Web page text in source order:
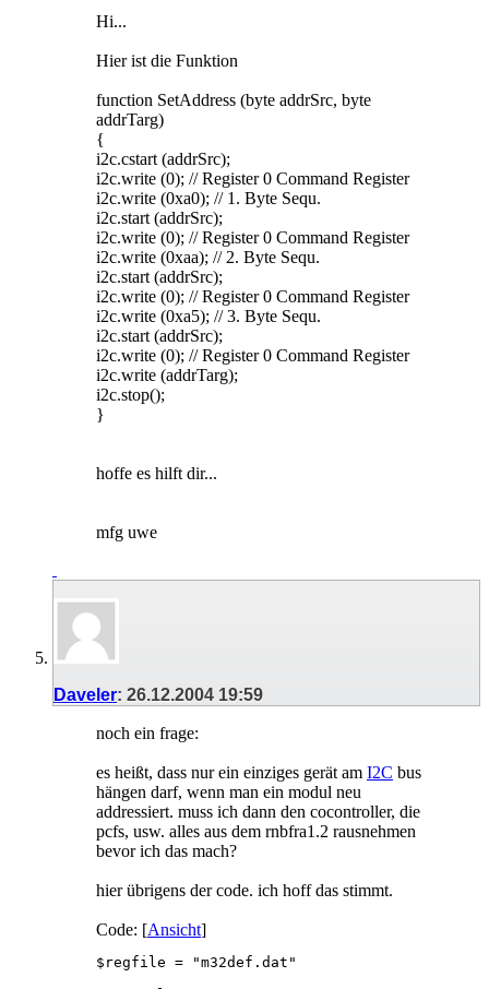
Hi...
Hier ist die Funktion
function SetAddress (byte addrSrc, byte
addrTarg)
{
i2c.cstart (addrSrc);
i2c.write (0); // Register 0 Command Register
i2c.write (0xa0); // 1. Byte Sequ.
i2c.start (addrSrc);
i2c.write (0); // Register 0 Command Register
i2c.write (0xaa); // 2. Byte Sequ.
i2c.start (addrSrc);
i2c.write (0); // Register 0 Command Register
i2c.write (0xa5); // 3. Byte Sequ.
i2c.start (addrSrc);
i2c.write (0); // Register 0 Command Register
i2c.write (addrTarg);
i2c.stop();
}
hoffe es hilft dir...
mfg uwe
Daveler: 26.12.2004 19:59
noch ein frage:
es heißt, dass nur ein einziges gerät am I2C bus
hängen darf, wenn man ein modul neu
addressiert. muss ich dann den cocontroller, die
pcfs, usw. alles aus dem rnbfra1.2 rausnehmen
bevor ich das mach?
hier übrigens der code. ich hoff das stimmt.
Code: [Ansicht]
$regfile = "m32def.dat"